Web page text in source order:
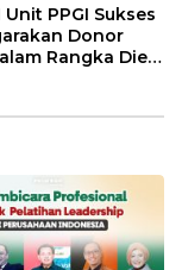
Unit PPGI Sukses
Donor
Rangka Dies